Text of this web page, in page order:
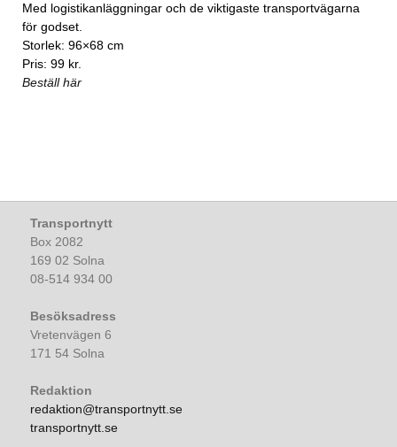
Med logistikanläggningar och de viktigaste transportvägarna
för godset.
Storlek: 96×68 cm
Pris: 99 kr.
Beställ här
Transportnytt
Box 2082
169 02 Solna
08-514 934 00
Besöksadress
Vretenvägen 6
171 54 Solna
Redaktion
redaktion@transportnytt.se
transportnytt.se